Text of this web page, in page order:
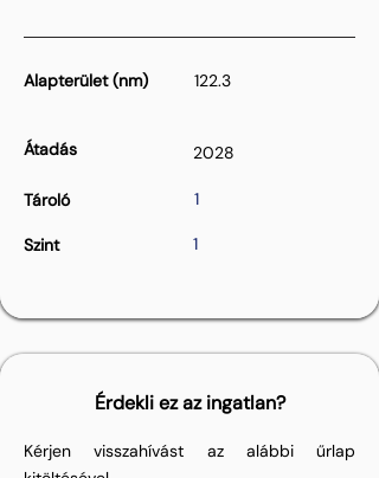
Alapterület (nm) 122.3
Átadás 2028
Tároló 1
Szint 1
Érdekli ez az ingatlan?
Kérjen visszahívást az alábbi űrlap